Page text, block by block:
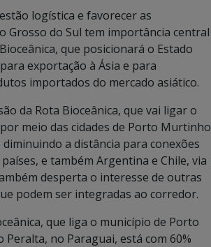
logística e favorecer as
Grosso do Sul tem importância central
que posicionará o Estado
exportação à Ásia e para
importados do mercado asiático.
da Rota Bioceânica, que vai ligar o
meio das cidades de Porto Murtinho
a distância para conexões
e também Argentina e Chile, via
desperta o interesse de outras
podem ser integradas ao corredor.
que liga o município de Porto
no Paraguai, está com 60%